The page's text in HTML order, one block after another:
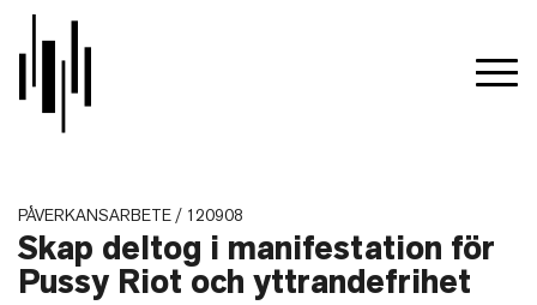
PÅVERKANSARBETE / 120908
Skap deltog i manifestation för
Pussy Riot och yttrandefrihet